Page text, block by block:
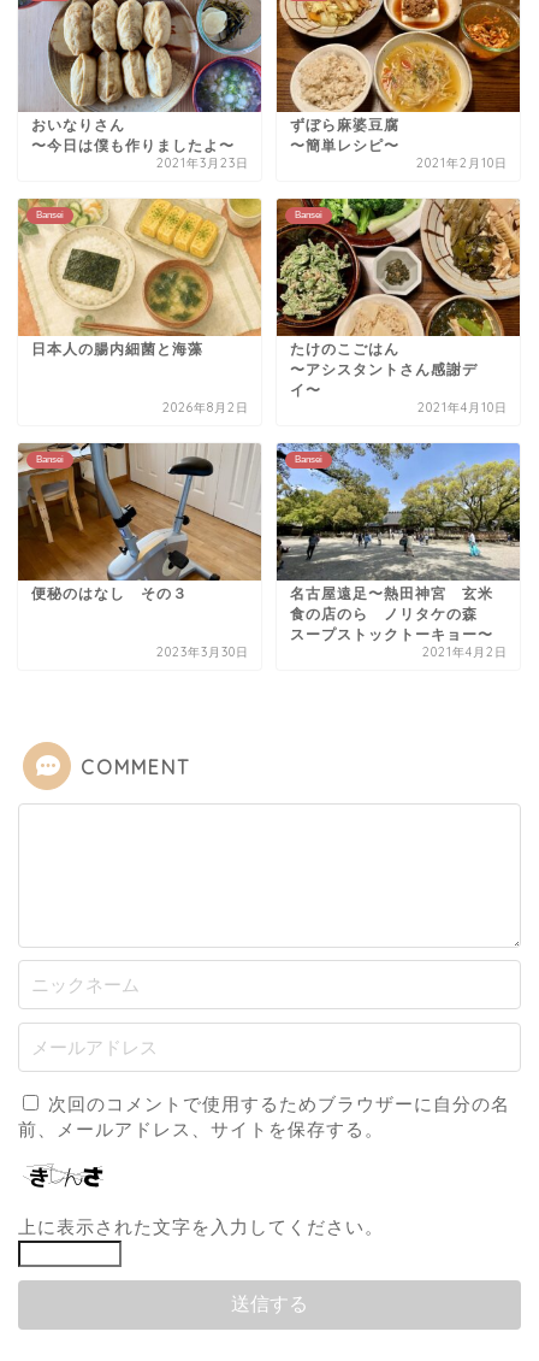
おいなりさん
〜今日は僕も作りましたよ〜
2021年3月23日
ずぼら麻婆豆腐
〜簡単レシピ〜
2021年2月10日
Bansei
日本人の腸内細菌と海藻
2026年8月2日
Bansei
たけのこごはん
〜アシスタントさん感謝デ
イ〜
2021年4月10日
Bansei
便秘のはなし その３
2023年3月30日
Bansei
名古屋遠足〜熱田神宮 玄米
食の店のら ノリタケの森
スープストックトーキョー〜
2021年4月2日
COMMENT
次回のコメントで使用するためブラウザーに自分の名
前、メールアドレス、サイトを保存する。
上に表示された文字を入力してください。